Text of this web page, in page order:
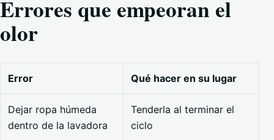
Errores que empeoran el
olor
Error Qué hacer en su lugar
Dejar ropa húmeda
dentro de la lavadora
Tenderla al terminar el
ciclo